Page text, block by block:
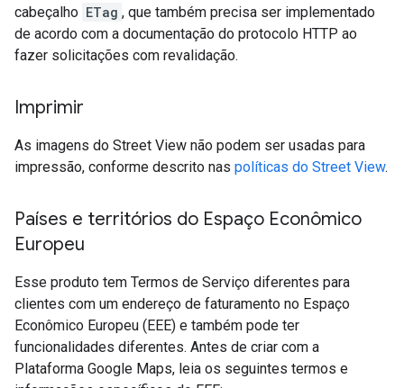
cabeçalho ETag , que também precisa ser implementado
de acordo com a documentação do protocolo HTTP ao
fazer solicitações com revalidação.
Imprimir
As imagens do Street View não podem ser usadas para
impressão, conforme descrito nas políticas do Street View.
Países e territórios do Espaço Econômico
Europeu
Esse produto tem Termos de Serviço diferentes para
clientes com um endereço de faturamento no Espaço
Econômico Europeu (EEE) e também pode ter
funcionalidades diferentes. Antes de criar com a
Plataforma Google Maps, leia os seguintes termos e